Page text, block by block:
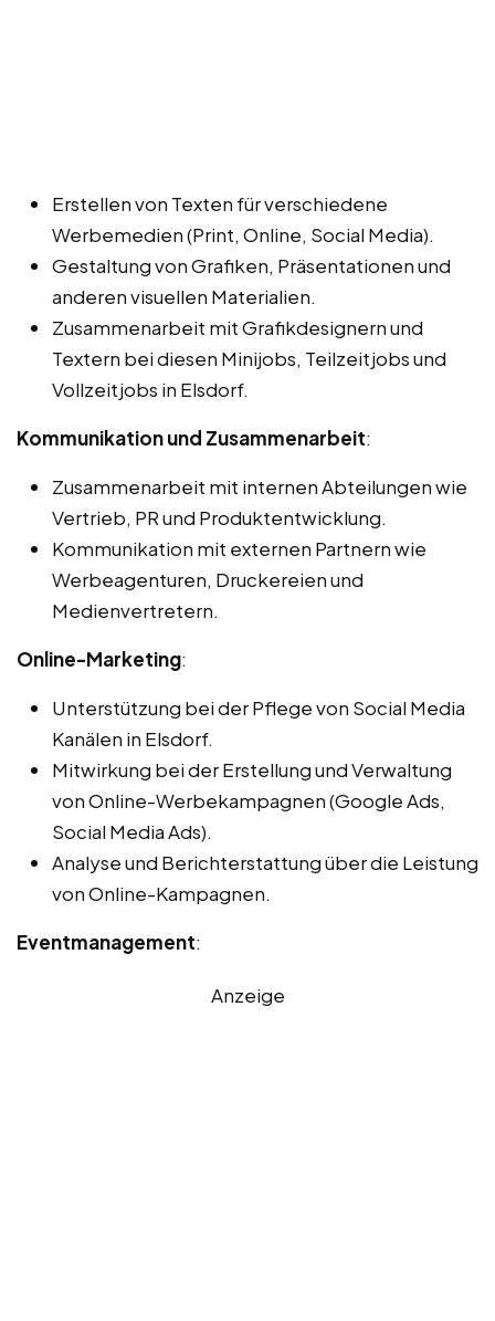
Erstellen von Texten für verschiedene
Werbemedien (Print, Online, Social Media).
Gestaltung von Grafiken, Präsentationen und
anderen visuellen Materialien.
Zusammenarbeit mit Grafikdesignern und
Textern bei diesen Minijobs, Teilzeitjobs und
Vollzeitjobs in Elsdorf.
Kommunikation und Zusammenarbeit:
Zusammenarbeit mit internen Abteilungen wie
Vertrieb, PR und Produktentwicklung.
Kommunikation mit externen Partnern wie
Werbeagenturen, Druckereien und
Medienvertretern.
Online-Marketing:
Unterstützung bei der Pflege von Social Media
Kanälen in Elsdorf.
Mitwirkung bei der Erstellung und Verwaltung
von Online-Werbekampagnen (Google Ads,
Social Media Ads).
Analyse und Berichterstattung über die Leistung
von Online-Kampagnen.
Eventmanagement:
Anzeige